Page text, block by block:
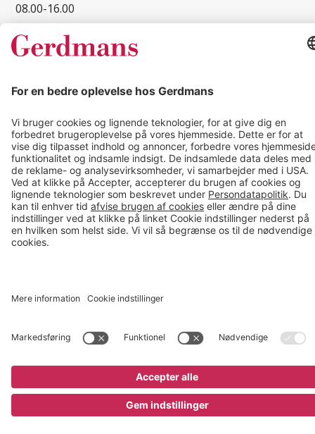
3.995 kr
08.00-16.00
momsEn virksomhed i TAKKT-gruppen